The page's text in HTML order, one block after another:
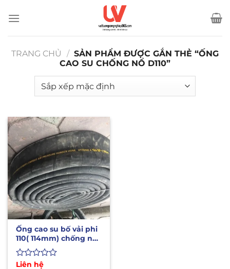
qua
TRANG CHỦ
/ SẢN PHẨM ĐƯỢC GẮN THẺ “ỐNG
CAO SU CHỐNG NỔ D110”
Ống cao su bố vải phi
110( 114mm) chống nổ,
xả nước, bùn, cát
Được
Liên hệ